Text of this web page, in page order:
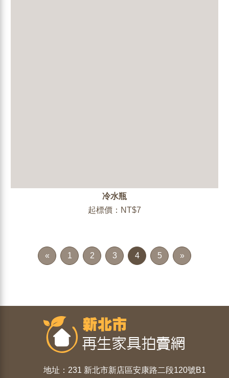
冷水瓶
起標價：NT$7
« 1 2 3 4 5 »
地址：231 新北市新店區安康路二段120號B1